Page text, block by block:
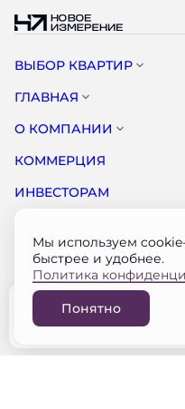
ВЫБОР КВАРТИР
ГЛАВНАЯ
О КОМПАНИИ
КОММЕРЦИЯ
ИНВЕСТОРАМ
КОНТАКТЫ
Документация застройщика
© НОВОЕ ИЗМЕРЕНИЕ 2026
Разработано
Мы используем
быстрее и удобнее.
Политика
Понятно